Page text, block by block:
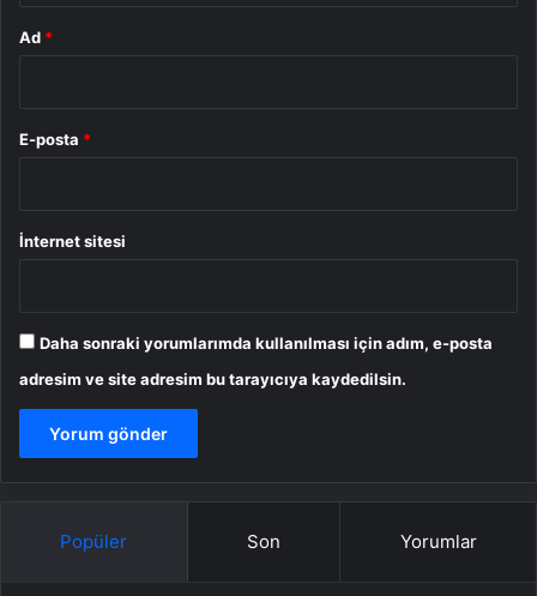
Ad *
E-posta *
İnternet sitesi
Daha sonraki yorumlarımda kullanılması için adım, e-posta
adresim ve site adresim bu tarayıcıya kaydedilsin.
Popüler Son Yorumlar